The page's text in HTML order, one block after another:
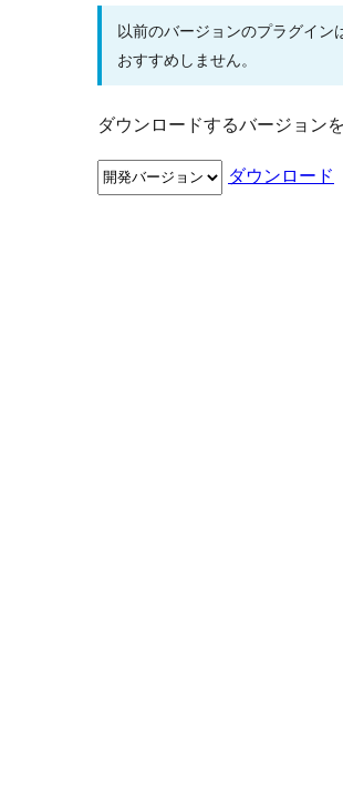
以前のバージョンのプラグイン
おすすめしません。
ダウンロードするバージョン
ダウンロード